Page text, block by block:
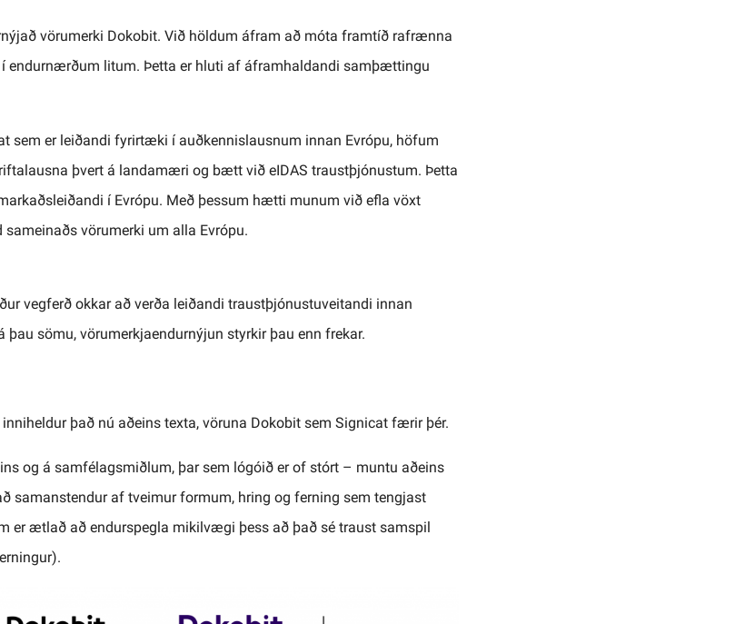
vörumerki Dokobit. Við höldum áfram að móta framtíð rafrænna
endurnærðum litum. Þetta er hluti af áframhaldandi samþættingu
sem er leiðandi fyrirtæki í auðkennislausnum innan Evrópu, höfum
þvert á landamæri og bætt við eIDAS traustþjónustum. Þetta
í Evrópu. Með þessum hætti munum við efla vöxt
vörumerki um alla Evrópu.
vegferð okkar að verða leiðandi traustþjónustuveitandi innan
þau sömu, vörumerkjaendurnýjun styrkir þau enn frekar.
það nú aðeins texta, vöruna Dokobit sem Signicat færir þér.
og á samfélagsmiðlum, þar sem lógóið er of stórt – muntu aðeins
samanstendur af tveimur formum, hring og ferning sem tengjast
er ætlað að endurspegla mikilvægi þess að það sé traust samspil